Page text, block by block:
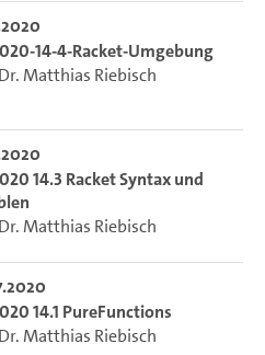
14-4-Racket-Umgebung
Matthias Riebisch
14.3 Racket Syntax und
Matthias Riebisch
14.1 PureFunctions
Matthias Riebisch